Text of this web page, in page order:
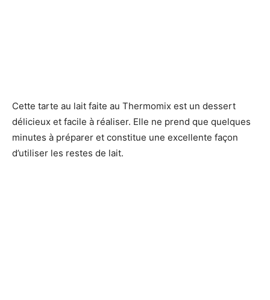
Cette tarte au lait faite au Thermomix est un dessert
délicieux et facile à réaliser. Elle ne prend que quelques
minutes à préparer et constitue une excellente façon
d’utiliser les restes de lait.